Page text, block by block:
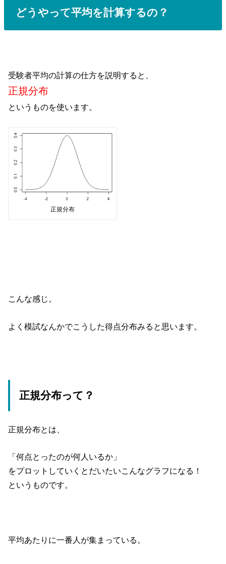
どうやって平均を計算するの？
受験者平均の計算の仕方を説明すると、
正規分布
というものを使います。
正規分布
こんな感じ。
よく模試なんかでこうした得点分布みると思います。
正規分布って？
正規分布とは、
「何点とったのが何人いるか」
をプロットしていくとだいたいこんなグラフになる！
というものです。
平均あたりに一番人が集まっている。